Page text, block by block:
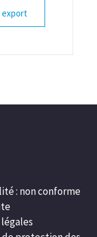
export
: non conforme